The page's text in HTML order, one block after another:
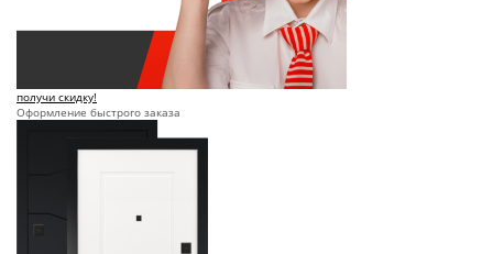
получи скидку!
Оформление быстрого заказа